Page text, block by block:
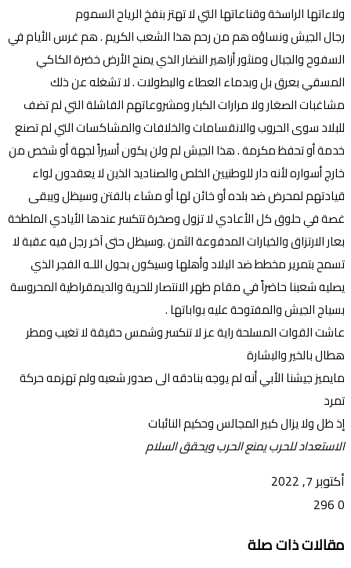
ولاءاتها الراسخة وقناعاتها التي لا تهتز بنفخ الرياح السموم
رجال الجيش ونساؤه هم من رحم هذا الشعب الكريم . هم غرس الأيام في
السفوح والجبال ومنثور أزاهير النضار الذي يمنح الأرض خضرة الكاكي
المسقي بعرق بل وبدماء العطاء والبطولات . لا تشغله عن ذلك
مشاغبات الصغار ولا مرارات الكبار ومشروعاتهم الفاشلة التي لم تضف
للبلاد سوى الحروب والانقسامات والخلافات والمشاكسات التي لم تصنع
خدمة أو تحفظ مكرمة . هذا الجيش لم ولن يكون أسيراً لجهة أو شخص من
خارج أسواره لأنه دار للوطنيين الخلص والصناديد الذين لا يعقدون لواء
قيادتهم لمحرض ضد بلده أو خائن لها أو مشاء بالفتن وسيظل ويبقى
غصة في حلوق كل الأعادي لا تزول وصخرة تتكسر عندها الأيادي الملطخة
بعار الارتزاق والخيارات المدفوعة الثمن .وسيظل حتى آخر رجل فيه عقبة لا
تسمح بتمرير مخطط ضد البلاد وأهلها وسيكون بحول اللـه الفجر الذي
يصليه شعبنا حاضراً في مقام طهر الانتصار للحرية والديمقراطية المحروسة
بسياج الجيش والمفتوحة عليه بواباتها .
عاشت القوات المسلحة راية عز لا تنكسر وشمس حقيقة لا تغيب ومطر
هطال بالخير والبشارة
مايميز جيشنا الأبي أنه لم يوجه بنادقه الى صدور شعبه ولم تهزمه حركة
تمرد
إذ ظل ولا يزال كبير المجالس وحكيم النائبات
الاستعداد للحرب يمنع الحرب ويحقق السلام
أكتوبر 7, 2022
0
عبر
مقالات ذات صلة